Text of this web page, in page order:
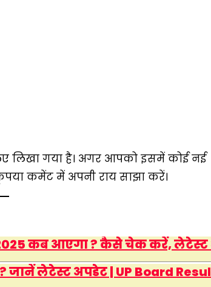
लिखा गया है। अगर आपको इसमें कोई नई
कमेंट में अपनी राय साझा करें।
2025 कब आएगा ? कैसे चेक करें,
जानें लेटेस्ट अपडेट | UP Board